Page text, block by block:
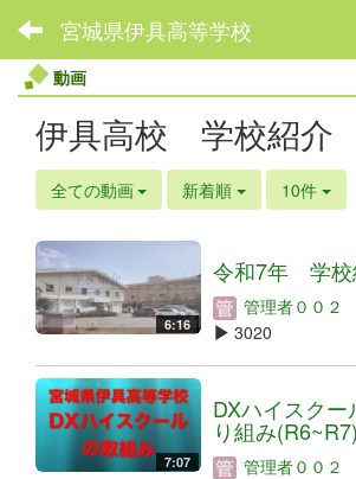
宮城県伊具高等学校
動画
伊具高校 学校紹介
全ての動画 新着順 10件
6:16
令和7年 学校
管理者００２
3020
7:07
DXハイスクー
り組み(R6~R7)
管理者００２